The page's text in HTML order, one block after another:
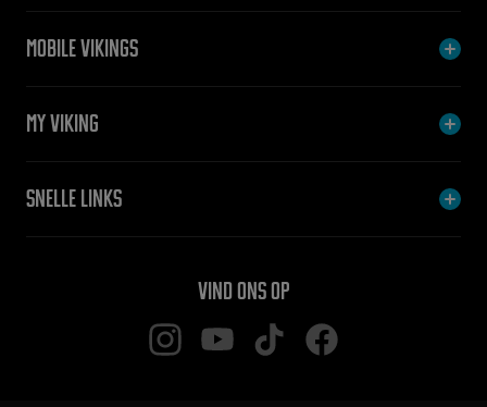
Mobile Vikings
My Viking
Snelle links
Vind ons op